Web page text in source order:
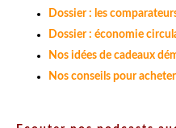
Dossier : les
Dossier : économie
Nos idées de cadeaux
Nos conseils pour